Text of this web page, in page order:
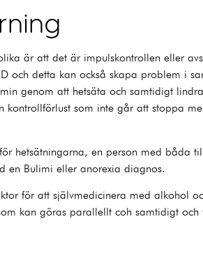
är att det är impulskontrollen eller
detta kan också skapa problem i
genom att hetsäta och samtidigt
som inte går att stoppa
hetsätningarna, en person med båda
en Bulimi eller anorexia diagnos.
för att självmedicinera med alkohol
kan göras parallellt coh samtidigt